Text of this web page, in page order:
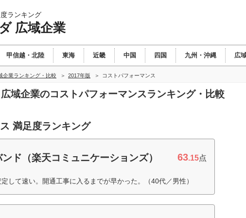
ランキング
広域企業
甲信越・北陸 東海 近畿 中国 四国 九州・沖縄 広
企業ランキング・比較 2017年版 コストパフォーマンス
広域企業のコストパフォーマンスランキング・比較
満足度ランキング
ド（楽天コミュニケーションズ） 63.15点
して速い。開通工事に入るまでが早かった。（40代／男性）